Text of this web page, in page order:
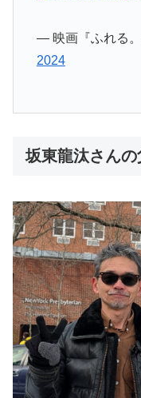
— 映画『ふれる
2024
坂東龍汰さん